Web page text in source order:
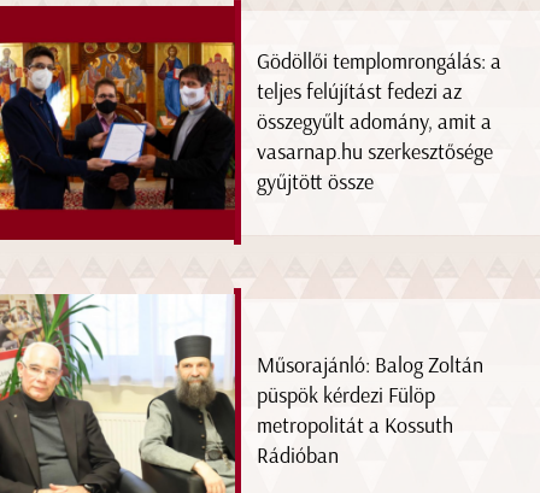
Gödöllői templomrongálás: a
teljes felújítást fedezi az
összegyűlt adomány, amit a
vasarnap.hu szerkesztősége
gyűjtött össze
Műsorajánló: Balog Zoltán
püspök kérdezi Fülöp
metropolitát a Kossuth
Rádióban